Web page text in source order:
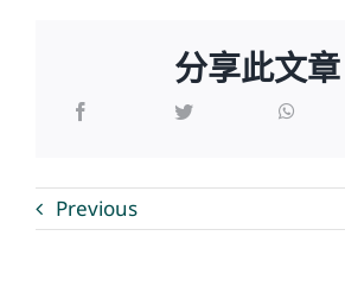
分享此文章
Previous